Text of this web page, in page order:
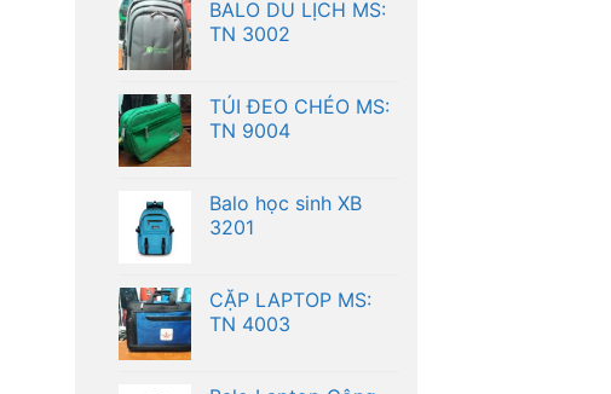
TÚI ĐEO CHÉO MS:
Balo học sinh XB
CẶP LAPTOP MS:
Balo Laptop Công